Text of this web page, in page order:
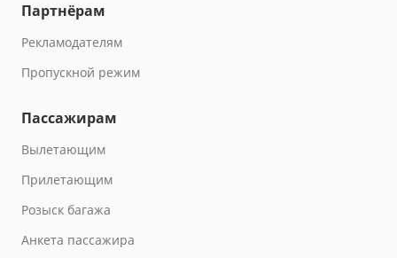
Партнёрам
Рекламодателям
Пропускной режим
Пассажирам
Вылетающим
Прилетающим
Розыск багажа
Анкета пассажира